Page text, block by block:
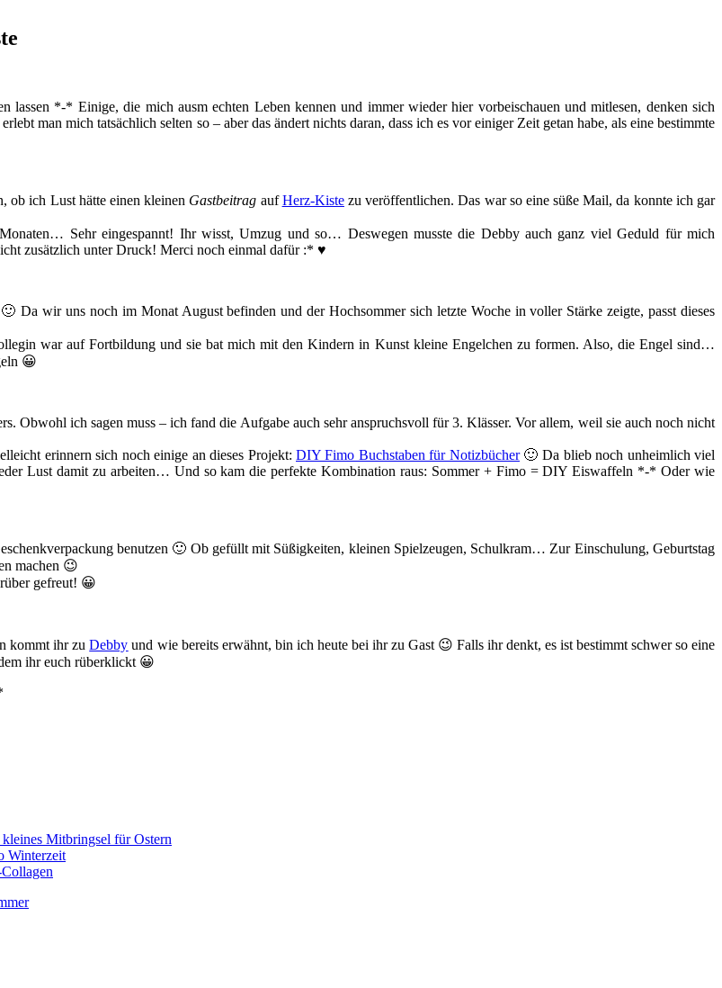
*-* Einige, die mich ausm echten Leben kennen und immer wieder hier vorbeischauen und mitlesen, denken sich
man mich tatsächlich selten so – aber das ändert nichts daran, dass ich es vor einiger Zeit getan habe, als eine bestimmte
ich Lust hätte einen kleinen Gastbeitrag aufHerz-Kistezu veröffentlichen. Das war so eine süße Mail, da konnte ich gar
Sehr eingespannt! Ihr wisst, Umzug und so… Deswegen musste die Debby auch ganz viel Geduld für mich
zusätzlich unter Druck! Merci noch einmal dafür :* ♥
Da wir uns noch im Monat August befinden und der Hochsommer sich letzte Woche in voller Stärke zeigte, passt dieses
war auf Fortbildung und sie bat mich mit den Kindern in Kunst kleine Engelchen zu formen. Also, die Engel sind…
😀
Obwohl ich sagen muss – ich fand die Aufgabe auch sehr anspruchsvoll für 3. Klässer. Vor allem, weil sie auch noch nicht
erinnern sich noch einige an dieses Projekt: DIY Fimo Buchstaben für Notizbücher🙂 Da blieb noch unheimlich viel
Lust damit zu arbeiten… Und so kam die perfekte Kombination raus: Sommer + Fimo = DIY Eiswaffeln *-* Oder wie
benutzen 🙂 Ob gefüllt mit Süßigkeiten, kleinen Spielzeugen, Schulkram… Zur Einschulung, Geburtstag
machen 😉
gefreut! 😀
kommt ihr zuDebby und wie bereits erwähnt, bin ich heute bei ihr zu Gast 😉 Falls ihr denkt, es ist bestimmt schwer so eine
ihr euch rüberklickt 😀
Mitbringsel für Ostern
Winterzeit